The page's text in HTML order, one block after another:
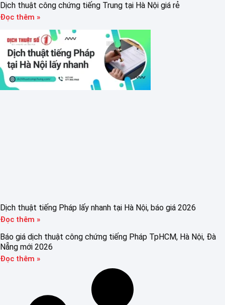
Dịch thuật công chứng tiếng Trung tại Hà Nội giá rẻ
Đọc thêm »
Dịch thuật tiếng Pháp lấy nhanh tại Hà Nội, báo giá 2026
Đọc thêm »
Báo giá dịch thuật công chứng tiếng Pháp TpHCM, Hà Nội, Đà
Nẵng mới 2026
Đọc thêm »